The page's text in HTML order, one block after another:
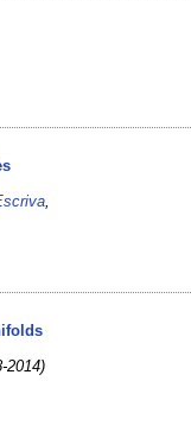
2014)